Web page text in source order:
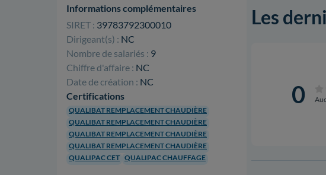
Informations complémentaires
SIRET : 39783792300010
Dirigeant(s) : NC
Nombre de salariés : 9
Chiffre d'affaire : NC
Date de création : NC
Certifications
QUALIBAT REMPLACEMENT CHAUDIÈRE
QUALIBAT REMPLACEMENT CHAUDIÈRE
QUALIBAT REMPLACEMENT CHAUDIÈRE
QUALIBAT REMPLACEMENT CHAUDIÈRE
QUALIPAC CET QUALIPAC CHAUFFAGE
Les
0